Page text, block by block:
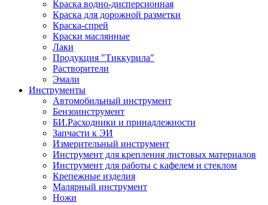
Краска водно-дисперсионная
Краска для дорожной разметки
Краска-спрей
Краски маслянные
Лаки
Продукция "Тиккурила"
Растворители
Эмали
Инструменты
Автомобильный инструмент
Бензоинструмент
БИ.Расходники и принадлежности
Запчасти к ЭИ
Измерительный инструмент
Инструмент для крепления листовых материалов
Инструмент для работы с кафелем и стеклом
Крепежные изделия
Малярный инструмент
Ножи